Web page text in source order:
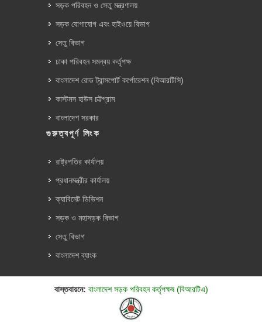
সড়ক পরিবহন ও সেতু মন্ত্রণালয়
সড়ক যোগাযোগ এবং হাইওয়ে বিভাগ
সেতু বিভাগ
ঢাকা পরিবহন সমন্বয় কর্তৃপক্ষ
বাংলাদেশ রোড ট্রান্সপোর্ট কর্পোরেশন (বিআরটিসি)
কাস্টমস হাউস চট্টগ্রাম
বাংলাদেশ সরকার
গুরুত্বপূর্ণ লিংক
রাষ্ট্রপতির কার্যালয়
প্রধানমন্ত্রীর কার্যালয়
ক্যাবিনেট ডিভিশন
সড়ক ও মহাসড়ক বিভাগ
সেতু বিভাগ
বাংলাদেশ ব্যাংক
বাস্তবায়নে: বাংলাদেশ সড়ক পরিবহন কর্তৃপক্ষ (বিআরটিএ)